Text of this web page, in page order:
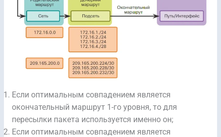
Если оптимальным совпадением является
окончательный маршрут 1-го уровня, то для
пересылки пакета используется именно он;
Если оптимальным совпадением является